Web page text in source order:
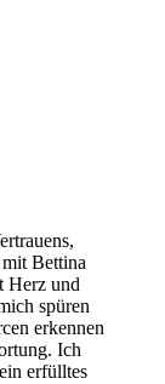
Bettina
Herz und
spüren
erkennen
Ich
erfülltes